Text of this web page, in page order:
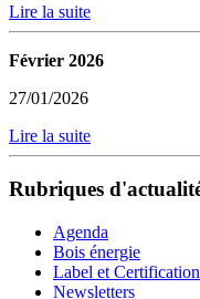
Lire la suite
Février 2026
27/01/2026
Lire la suite
Rubriques
Agenda
Bois énergie
Label et Certification
Newsletters